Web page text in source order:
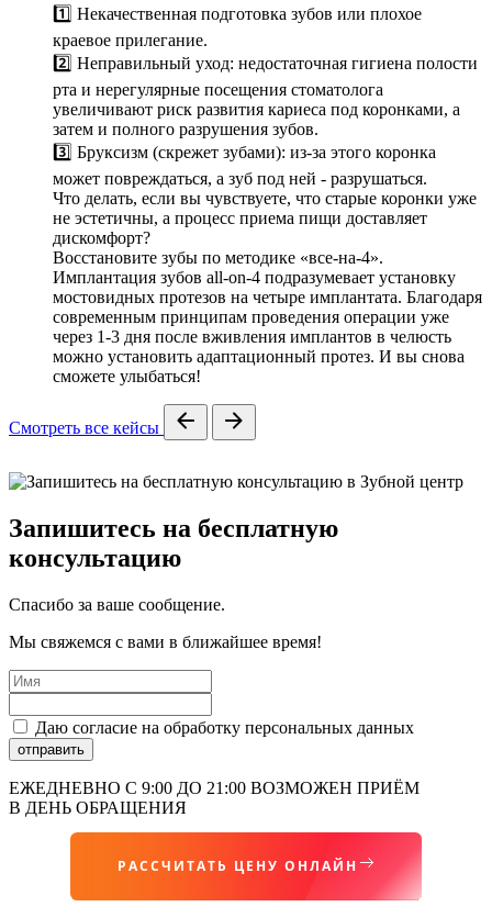
1️⃣ Некачественная подготовка зубов или плохое
краевое прилегание.
2️⃣ Неправильный уход: недостаточная гигиена полости
рта и нерегулярные посещения стоматолога
увеличивают риск развития кариеса под коронками, а
затем и полного разрушения зубов.
3️⃣ Бруксизм (скрежет зубами): из-за этого коронка
может повреждаться, а зуб под ней - разрушаться.
Что делать, если вы чувствуете, что старые коронки уже
не эстетичны, а процесс приема пищи доставляет
дискомфорт?
Восстановите зубы по методике «все-на-4».
Имплантация зубов all-on-4 подразумевает установку
мостовидных протезов на четыре имплантата. Благодаря
современным принципам проведения операции уже
через 1-3 дня после вживления имплантов в челюсть
можно установить адаптационный протез. И вы снова
сможете улыбаться!
Cмотреть все кейсы
Запишитесь на бесплатную
консультацию
Спасибо за ваше сообщение.
Мы свяжемся с вами в ближайшее время!
Даю согласие на обработку персональных данных
отправить
ЕЖЕДНЕВНО С 9:00 ДО 21:00 ВОЗМОЖЕН ПРИЁМ
В ДЕНЬ ОБРАЩЕНИЯ
РАССЧИТАТЬ ЦЕНУ ОНЛАЙН